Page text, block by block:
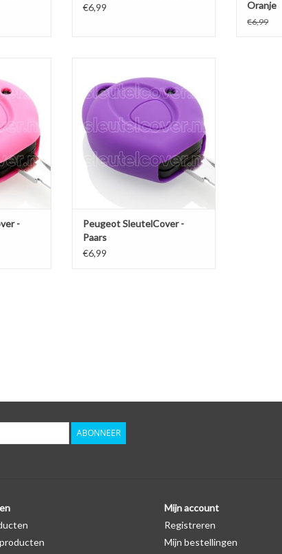
€6,99
Oranje
€6,99
/
-
Silicone sleutelhoesje /
beschermhoesje autosleutel
TOEVOEGEN AAN WINKELWAGEN
Peugeot SleutelCover -
Paars
€6,99
ABONNEER
Mijn account
Registreren
Mijn bestellingen